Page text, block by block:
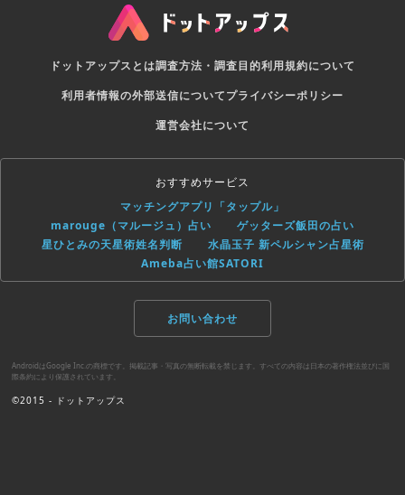
ドットアップスとは調査方法・調査目的利用規約について
利用者情報の外部送信についてプライバシーポリシー
運営会社について
おすすめサービス
マッチングアプリ「タップル」
marouge（マルージュ）占い
ゲッターズ飯田の占い
星ひとみの天星術姓名判断
水晶玉子 新ペルシャン占星術
Ameba占い館SATORI
お問い合わせ
AndroidはGoogle Inc.の商標です。掲載記事・写真の無断転載を禁じます。すべての内容は日本の著作権法並びに国
際条約により保護されています。
©2015 - ドットアップス